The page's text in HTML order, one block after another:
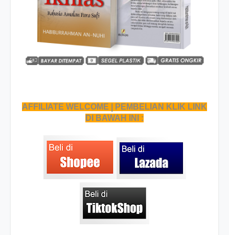
AFFILIATE WELCOME | PEMBELIAN KLIK LINK
DI BAWAH INI :